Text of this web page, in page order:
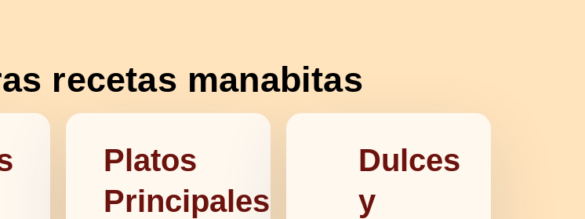
recetas manabitas
Platos
Principales
Dulces
y